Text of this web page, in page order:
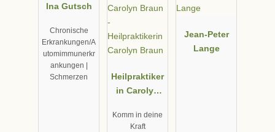
Ina Gutsch
Chronische
Erkrankungen/A
utomimmunerkr
ankungen |
Schmerzen
Heilpraktiker
in Carolyn
Komm in deine
Kraft
Jean-Peter
Lange